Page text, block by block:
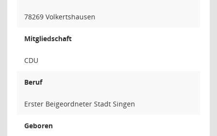
78269 Volkertshausen
Mitgliedschaft
CDU
Beruf
Erster Beigeordneter Stadt Singen
Geboren